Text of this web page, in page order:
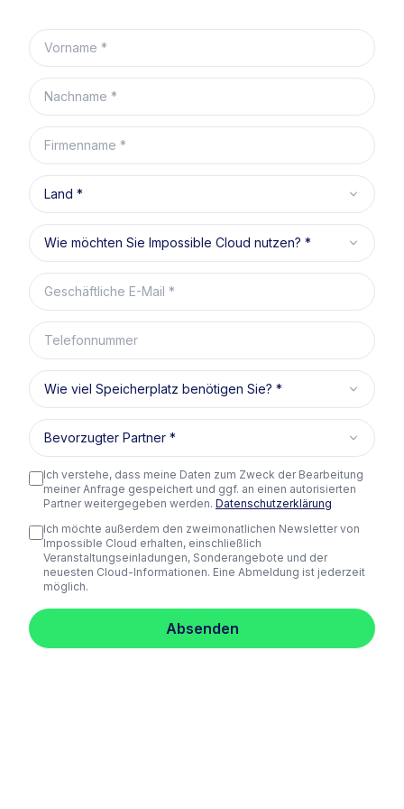
Vorname
Nachname
Firmenname
Land
Wie möchten Sie Impossible Cloud nutzen?
Geschäftliche E-Mail
Telefonnummer
Wie viel Speicherplatz benötigen Sie?
Bevorzugter Partner
Ich verstehe, dass meine Daten zum Zweck der Bearbeitung
meiner Anfrage gespeichert und ggf. an einen autorisierten
Partner weitergegeben werden. Datenschutzerklärung
Ich möchte außerdem den zweimonatlichen Newsletter von
Impossible Cloud erhalten, einschließlich
Veranstaltungseinladungen, Sonderangebote und der
neuesten Cloud-Informationen. Eine Abmeldung ist jederzeit
möglich.
Absenden